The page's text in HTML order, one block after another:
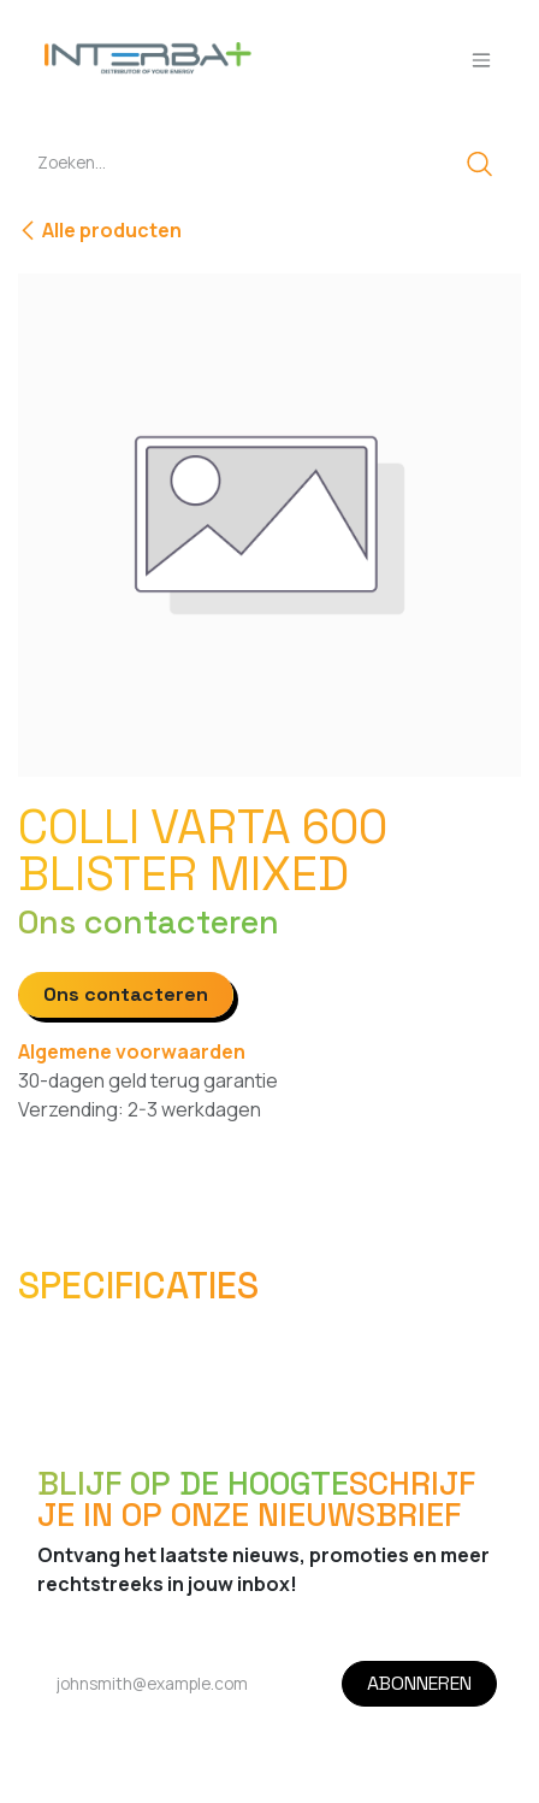
Alle producten
COLLI VARTA 600
BLISTER MIXED
Ons contacteren
Ons contacteren
Algemene voorwaarden
30-dagen geld terug garantie
Verzending: 2-3 werkdagen
SPECIFICATIES
BLIJF OP DE HOOGTESCHRIJF
JE IN OP ONZE NIEUWSBRIEF
Ontvang het laatste nieuws, promoties en meer
rechtstreeks in jouw inbox!
ABONNEREN